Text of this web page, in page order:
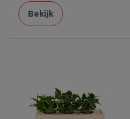
Bekijk